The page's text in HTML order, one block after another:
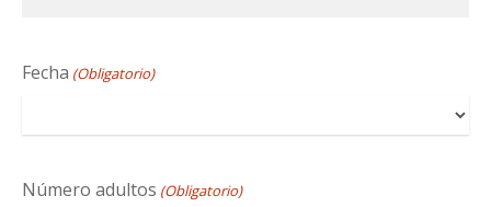
Fecha (Obligatorio)
Número adultos (Obligatorio)